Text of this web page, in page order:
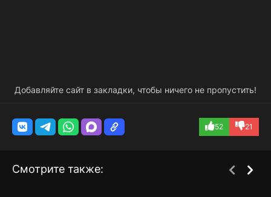
Добавляйте сайт в закладки, чтобы ничего не пропустить!
52 21
Смотрите также: